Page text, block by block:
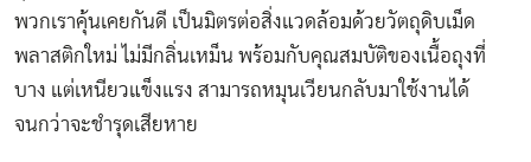
พวกเราคุ้นเคยกันดี เป็นมิตรต่อสิ่งแวดล้อมด้วยวัตถุดิบเม็ด
พลาสติกใหม่ ไม่มีกลิ่นเหม็น พร้อมกับคุณสมบัติของเนื้อถุงที่
บาง แต่เหนียวแข็งแรง สามารถหมุนเวียนกลับมาใช้งานได้
จนกว่าจะชำรุดเสียหาย